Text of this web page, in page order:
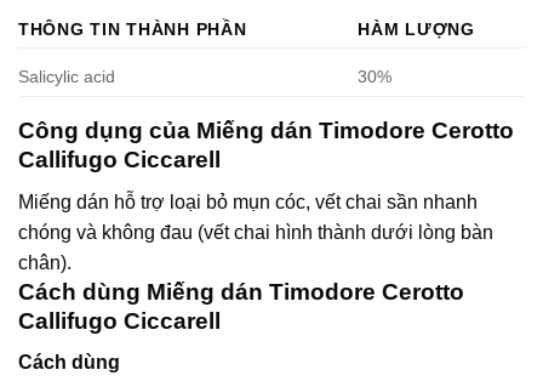
THÔNG TIN THÀNH PHẦN HÀM LƯỢNG
Salicylic acid 30%
Công dụng của Miếng dán Timodore Cerotto
Callifugo Ciccarell
Miếng dán hỗ trợ loại bỏ mụn cóc, vết chai sần nhanh
chóng và không đau (vết chai hình thành dưới lòng bàn
chân).
Cách dùng Miếng dán Timodore Cerotto
Callifugo Ciccarell
Cách dùng